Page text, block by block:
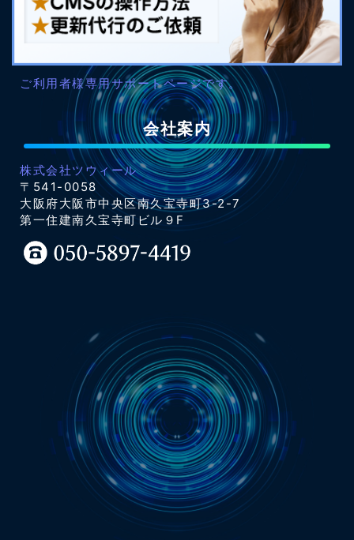
ご利用者様専用サポートページです。
会社案内
株式会社ツウィール
〒541-0058
大阪府大阪市中央区南久宝寺町3-2-7
第一住建南久宝寺町ビル９F